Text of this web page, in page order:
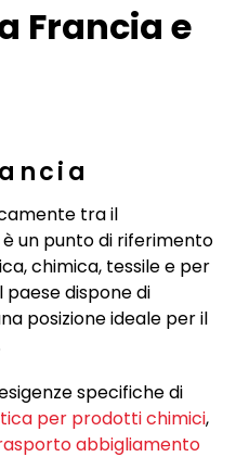
Francia e
tra il
un punto di riferimento
chimica, tessile e per
dispone di
posizione ideale per il
specifiche di
per prodotti chimici,
abbigliamento